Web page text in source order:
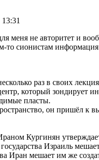
меня не авторитет и
то сионистам
раз в своих
который зондирует
пласты.
он пришёл к
Кургинян
Израиль
Иран мешает им же